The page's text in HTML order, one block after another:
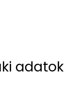
adatok